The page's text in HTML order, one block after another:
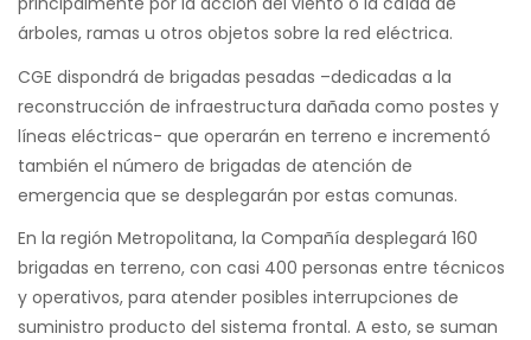
árboles, ramas u otros objetos sobre la red eléctrica.
CGE dispondrá de brigadas pesadas –dedicadas a la
reconstrucción de infraestructura dañada como postes y
líneas eléctricas- que operarán en terreno e incrementó
también el número de brigadas de atención de
emergencia que se desplegarán por estas comunas.
En la región Metropolitana, la Compañía desplegará 160
brigadas en terreno, con casi 400 personas entre técnicos
y operativos, para atender posibles interrupciones de
suministro producto del sistema frontal. A esto, se suman